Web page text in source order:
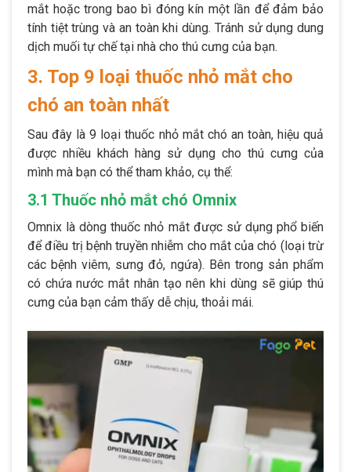
mắt hoặc trong bao bì đóng kín một lần để đảm bảo
tính tiệt trùng và an toàn khi dùng. Tránh sử dụng dung
dịch muối tự chế tại nhà cho thú cưng của bạn.
3. Top 9 loại thuốc nhỏ mắt cho
chó an toàn nhất
Sau đây là 9 loại thuốc nhỏ mắt chó an toàn, hiệu quả
được nhiều khách hàng sử dụng cho thú cưng của
mình mà bạn có thể tham khảo, cụ thể:
3.1 Thuốc nhỏ mắt chó Omnix
Omnix là dòng thuốc nhỏ mắt được sử dụng phổ biến
để điều trị bệnh truyền nhiễm cho mắt của chó (loại trừ
các bệnh viêm, sưng đỏ, ngứa). Bên trong sản phẩm
có chứa nước mắt nhân tạo nên khi dùng sẽ giúp thú
cưng của bạn cảm thấy dễ chịu, thoải mái.